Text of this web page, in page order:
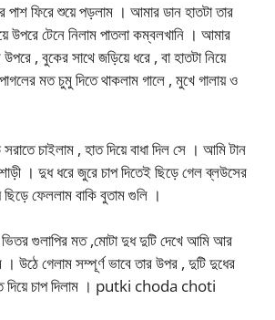
পাশ ফিরে শুয়ে পড়লাম । আমার ডান হাতটা তার
উপরে টেনে নিলাম পাতলা কম্বলখানি । আমার
, বুকের সাথে জড়িয়ে ধরে , বা হাতটা নিয়ে
মত চুমু দিতে থাকলাম গালে , মুখে গালায় ও
চাইলাম , হাত দিয়ে বাধা দিল সে । আমি টান
। দুধ ধরে জুরে চাপ দিতেই ছিড়ে গেল ব্লউসের
ছিড়ে ফেললাম বাকি বুতাম গুলি ।
গুলাপির মত ,মোটা দুধ দুটি দেখে আমি আর
উঠে গেলাম সম্পূর্ণ ভাবে তার উপর , দুটি দুধের
দিয়ে চাপ দিলাম । putki choda choti